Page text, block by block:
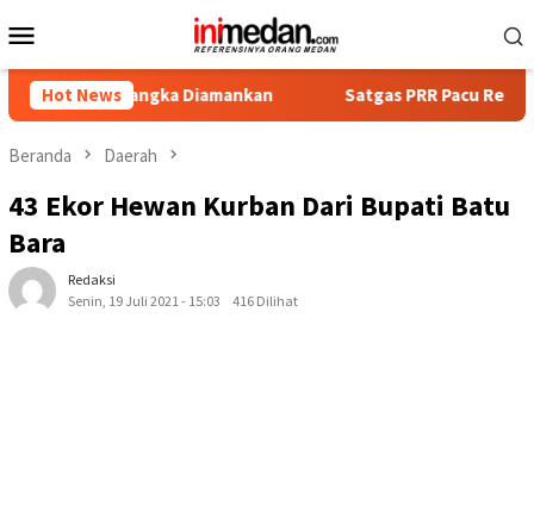
ke
Mobile
Hot NewsDiamankan Satgas PRR Pacu Realisasi
Beranda Daerah
43 Ekor Hewan Kurban Dari Bupati Batu
Bara
Redaksi
Senin, 19 Juli 2021 - 15:03
416 Dilihat